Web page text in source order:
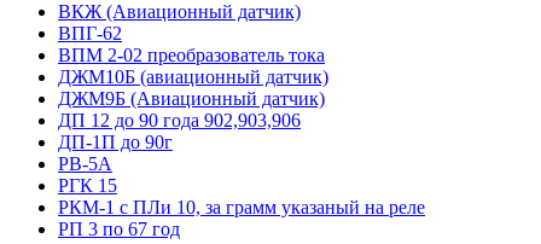
ВКЖ (Авиационный датчик)
ВПГ-62
ВПМ 2-02 преобразователь тока
ДЖМ10Б (авиационный датчик)
ДЖМ9Б (Авиационный датчик)
ДП 12 до 90 года 902,903,906
ДП-1П до 90г
РВ-5А
РГК 15
РКМ-1 с ПЛи 10, за грамм указаный на реле
РП 3 по 67 год